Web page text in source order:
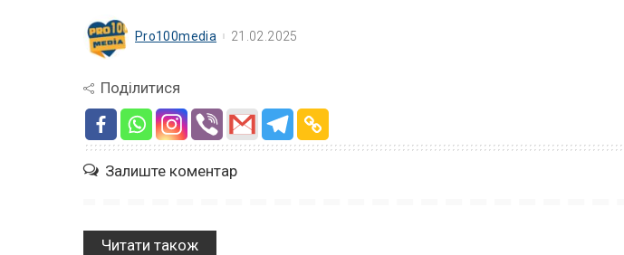
Pro100media 21.02.2025
Поділитися
Залиште коментар
Читати також